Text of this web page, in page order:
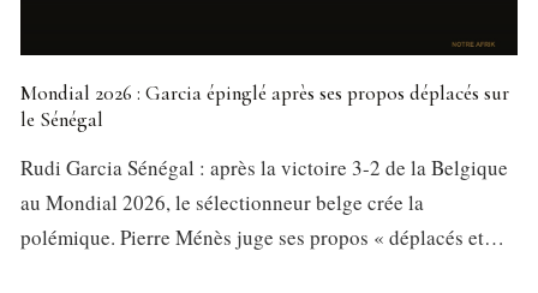
Mondial 2026 : Garcia épinglé après ses propos déplacés sur
le Sénégal
Rudi Garcia Sénégal : après la victoire 3-2 de la Belgique
au Mondial 2026, le sélectionneur belge crée la
polémique. Pierre Ménès juge ses propos « déplacés et…